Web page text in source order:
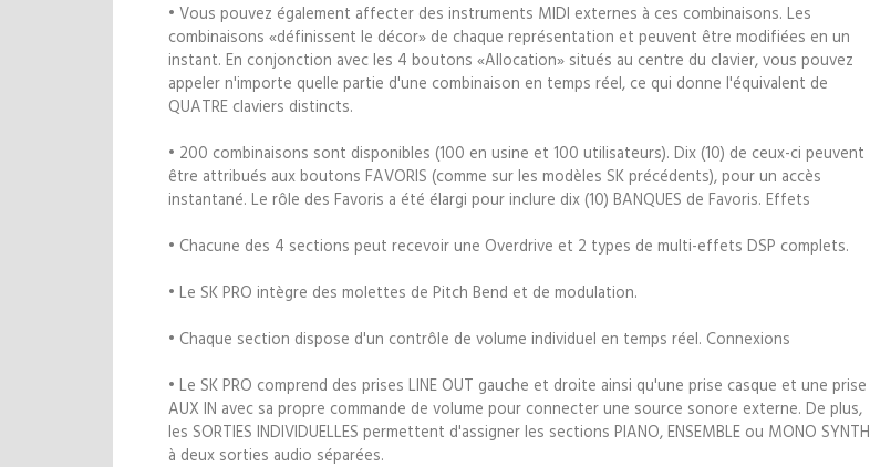
• Vous pouvez également affecter des instruments MIDI externes à ces combinaisons. Les
combinaisons «définissent le décor» de chaque représentation et peuvent être modifiées en un
instant. En conjonction avec les 4 boutons «Allocation» situés au centre du clavier, vous pouvez
appeler n'importe quelle partie d'une combinaison en temps réel, ce qui donne l'équivalent de
QUATRE claviers distincts.
• 200 combinaisons sont disponibles (100 en usine et 100 utilisateurs). Dix (10) de ceux-ci peuvent
être attribués aux boutons FAVORIS (comme sur les modèles SK précédents), pour un accès
instantané. Le rôle des Favoris a été élargi pour inclure dix (10) BANQUES de Favoris. Effets
• Chacune des 4 sections peut recevoir une Overdrive et 2 types de multi-effets DSP complets.
• Le SK PRO intègre des molettes de Pitch Bend et de modulation.
• Chaque section dispose d'un contrôle de volume individuel en temps réel. Connexions
• Le SK PRO comprend des prises LINE OUT gauche et droite ainsi qu'une prise casque et une prise
AUX IN avec sa propre commande de volume pour connecter une source sonore externe. De plus,
les SORTIES INDIVIDUELLES permettent d'assigner les sections PIANO, ENSEMBLE ou MONO SYNTH
à deux sorties audio séparées.